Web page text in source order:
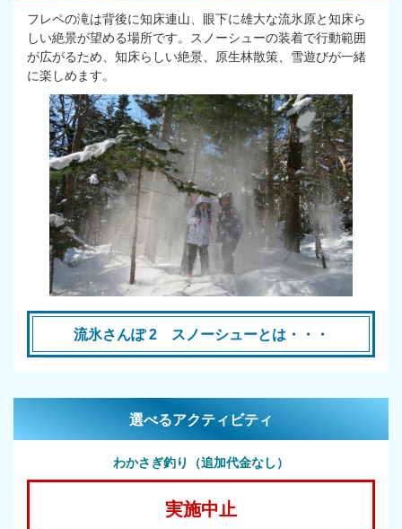
フレペの滝は背後に知床連山、眼下に雄大な流氷原と知床ら
しい絶景が望める場所です。スノーシューの装着で行動範囲
が広がるため、知床らしい絶景、原生林散策、雪遊びが一緒
に楽しめます。
流氷さんぽ 2 スノーシューとは・・・
選べるアクティビティ
わかさぎ釣り（追加代金なし）
実施中止